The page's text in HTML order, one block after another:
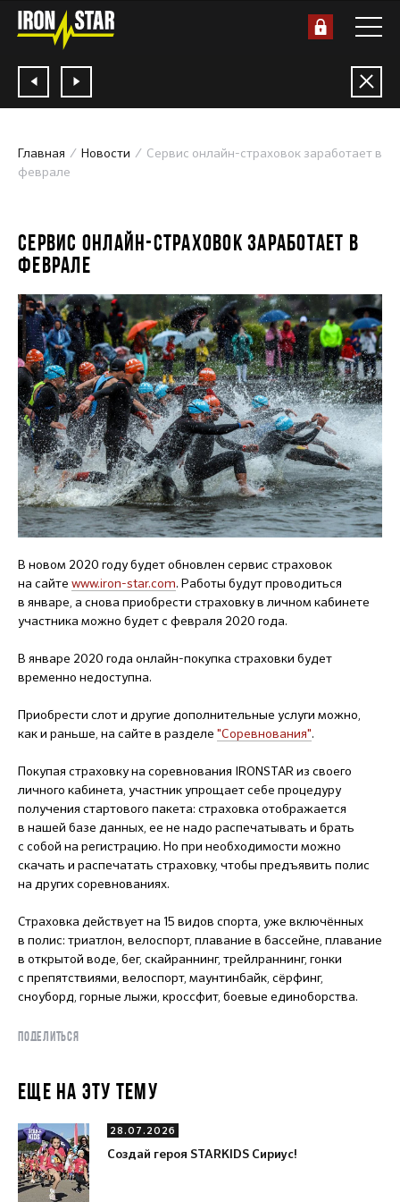
Главная Новости
Сервис онлайн-страховок заработает в
феврале
СЕРВИС ОНЛАЙН-СТРАХОВОК ЗАРАБОТАЕТ В
ФЕВРАЛЕ
В новом 2020 году будет обновлен сервис страховок
на сайте www.iron-star.com. Работы будут проводиться
в январе, а снова приобрести страховку в личном кабинете
участника можно будет с февраля 2020 года.
В январе 2020 года онлайн-покупка страховки будет
временно недоступна.
Приобрести слот и другие дополнительные услуги можно,
как и раньше, на сайте в разделе "Соревнования".
Покупая страховку на соревнования IRONSTAR из своего
личного кабинета, участник упрощает себе процедуру
получения стартового пакета: страховка отображается
в нашей базе данных, ее не надо распечатывать и брать
с собой на регистрацию. Но при необходимости можно
скачать и распечатать страховку, чтобы предъявить полис
на других соревнованиях.
Страховка действует на 15 видов спорта, уже включённых
в полис: триатлон, велоспорт, плавание в бассейне, плавание
в открытой воде, бег, скайраннинг, трейлраннинг, гонки
с препятствиями, велоспорт, маунтинбайк, сёрфинг,
сноуборд, горные лыжи, кроссфит, боевые единоборства.
ПОДЕЛИТЬСЯ
ЕЩЕ НА ЭТУ ТЕМУ
28.07.2026
Создай героя STARKIDS Сириус!